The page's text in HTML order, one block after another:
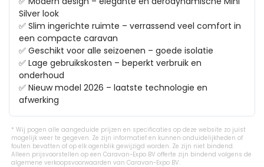
Silver look
✅ Slim ingerichte ruimte – verrassend veel comfort in
een compacte caravan
✅ Geschikt voor alle seizoenen – goede isolatie
✅ Lage gebruikskosten – beperkt verbruik en
onderhoud
✅ Nieuw model 2026 – laatste technologie en
afwerking
Wij pogen alle aangeduide prijzen en specificaties op deze website zo juist
mogelijk weer te gegeven. Ze zijn informatief en kunnen onduidelijkheden of
fouten bevatten of op elk ogenblik gewijzigd worden. Ze zijn niet bindend.
Alleen prijsvoorstellen op een Caravan-Expo BV offerte zijn bindend volgens de
algemene verkoopsvoorwaarden van Caravan-Expo BV.